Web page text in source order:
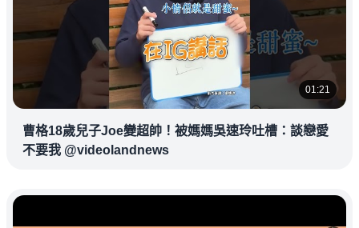
01:21
曹格18歲兒子Joe變超帥！被媽媽吳速玲吐槽：談戀愛
不要我 @videolandnews